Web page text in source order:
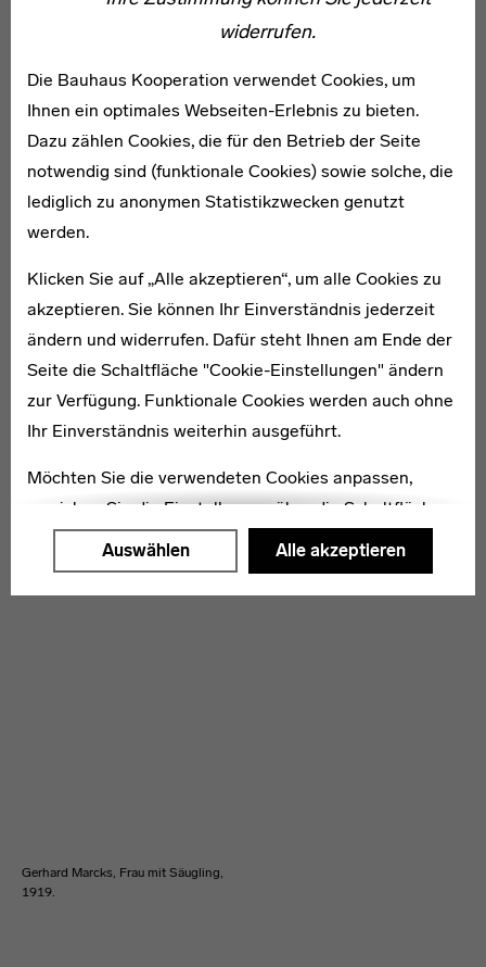
widerrufen.
Die Bauhaus Kooperation verwendet Cookies, um
Ihnen ein optimales Webseiten-Erlebnis zu bieten.
Dazu zählen Cookies, die für den Betrieb der Seite
notwendig sind (funktionale Cookies) sowie solche, die
lediglich zu anonymen Statistikzwecken genutzt
werden.
Klicken Sie auf „Alle akzeptieren“, um alle Cookies zu
akzeptieren. Sie können Ihr Einverständnis jederzeit
ändern und widerrufen. Dafür steht Ihnen am Ende der
Seite die Schaltfläche "Cookie-Einstellungen" ändern
zur Verfügung. Funktionale Cookies werden auch ohne
Ihr Einverständnis weiterhin ausgeführt.
Möchten Sie die verwendeten Cookies anpassen,
erreichen Sie die Einstellungen über die Schaltfläche
"Auswählen".
Auswählen Alle akzeptieren
· Jürgen Fitschen (2004): Gerhard Marcks. Das plastische Werk 1973–1981,
· Gerhard Marcks (1994): Blätter aus Dornburg. Holzschnitte, Zeichnungen
· Klaus Weber (1989): Gerhard Marcks am Bauhaus, in: Kulturberichte. ASKI,
H. 1.
keramischen Werkstatt des Bauhauses, Berlin.
Gerhard Marcks
Netzwerke
Gerhard Marcks, Frau mit Säugling,
1919.